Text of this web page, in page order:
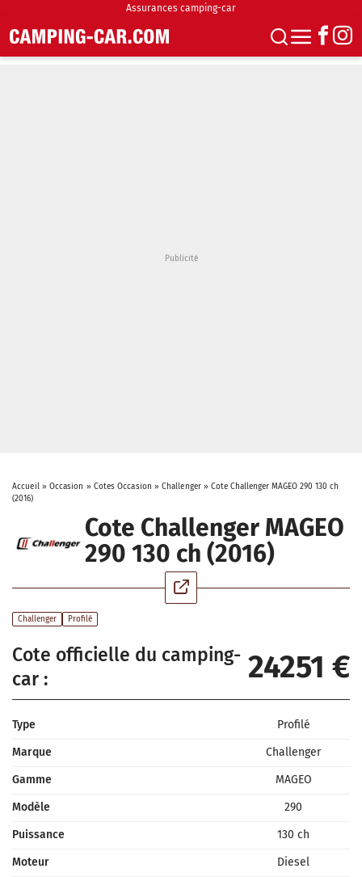
Assurances camping-car
Accueil» Occasion » Cotes Occasion » Challenger» Cote Challenger MAGEO 290 130 ch
(2016)
Cote Challenger MAGEO
290 130 ch (2016)
Challenger Profilé
Cote officielle du camping-
car :
24251 €
Type
Profilé
Marque
Challenger
Gamme
MAGEO
Modèle
290
Puissance
130 ch
Moteur
Diesel